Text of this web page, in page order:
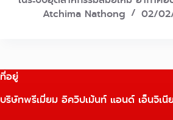
Atchima Nathong
02/
ที่อยู่
บริษัทพรีเมี่ยม อิควิปเม้นท์ แอนด์ เอ็นจิเนี